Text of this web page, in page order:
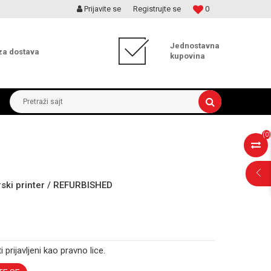
MOGUĆNOST ISPORUKE ZA 24H! 0
Prijavite se Registrujte se
dostava
Jednostavna
kupovina
Pretraži sajt
(0)
printer / REFURBISHED
prijavljeni kao pravno lice.